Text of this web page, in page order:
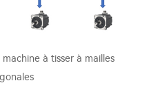
à tisser à mailles